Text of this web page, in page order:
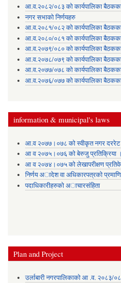
आ.व.२०८२/०८३ को कार्यपालिका बैठकका
नगर सभाको निर्णयहरु
आ.व.२०८१/०८२ को कार्यपालिका बैठकका
आ.व.२०८०/०८१ को कार्यपालिका बैठकका
आ.व.२०७९/०८० को कार्यपालिका बैठकका
आ.व.२०७८/०७९ को कार्यपालिका बैठकका
आ.व.२०७७/०७८ को कार्यपालिका बैठकका
आ.व.२०७६/०७७ को कार्यपालिका बैठकका
information & municipal's laws
आ.व २०७७।०७८ को स्वीकृत नगर दररेट
आ व २०७५।०७६ को बेरुजु प्रतिक्रिया ।
आ व २०७४।०७५ काे लेखापरीक्षण
निर्णय अादेश वा अधिकारपत्रकाे
पदाधिकारीहरुको अाचारसंहिता
Plan and Project
उर्लाबारी नगरपालिकाको आ .व. २०८३/